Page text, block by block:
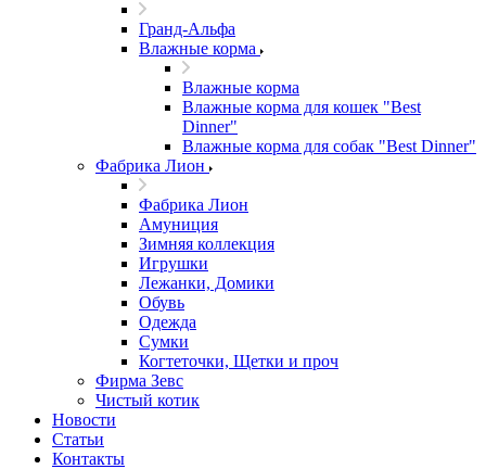
Гранд-Альфа
Влажные корма
Влажные корма
Влажные корма для кошек "Best
Dinner"
Влажные корма для собак "Best Dinner"
Фабрика Лион
Фабрика Лион
Амуниция
Зимняя коллекция
Игрушки
Лежанки, Домики
Обувь
Одежда
Сумки
Когтеточки, Щетки и проч
Фирма Зевс
Чистый котик
Новости
Статьи
Контакты